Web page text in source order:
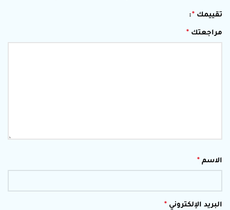
تقييمك *
مراجعتك *
الاسم *
البريد الإلكتروني *